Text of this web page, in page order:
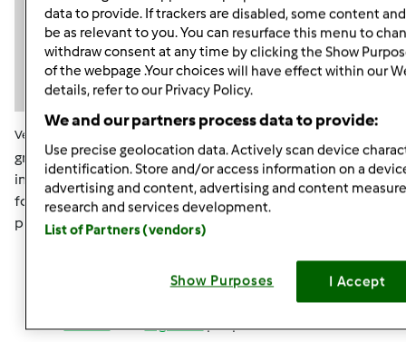
Ven, 02/01/2013 - 15:02
grazie mille avevo capito che se la usavo mi finiva
intendevo se era buona per produrne altra o quella del
fornai era solo per l'uso in quel momento,allora me ne
procurerò un po e vediamo come andrà
In cima
Accedio registratiper poter commentare
data to provide. If trackers are disabled, some content
be as relevant to you. You can resurface this menu to
withdraw consent at any time by clicking the Show
of the webpage .Your choices will have effect within our
details, refer to our Privacy Policy.
We and our partners process data to provide:
Use precise geolocation data. Actively scan device
identification. Store and/or access information on a
advertising and content, advertising and content
research and services development.
List of Partners (vendors)
Show Purposes I Accept